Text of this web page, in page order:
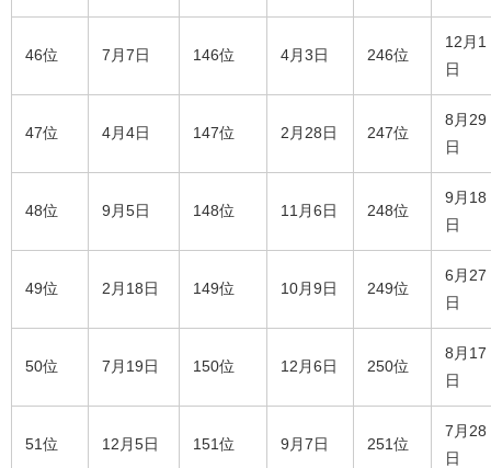
46位 7月7日 146位 4月3日 246位
12月1
日
47位 4月4日 147位 2月28日 247位
8月29
日
48位 9月5日 148位 11月6日 248位
9月18
日
49位 2月18日 149位 10月9日 249位
6月27
日
50位 7月19日 150位 12月6日 250位
8月17
日
51位 12月5日 151位 9月7日 251位
7月28
日